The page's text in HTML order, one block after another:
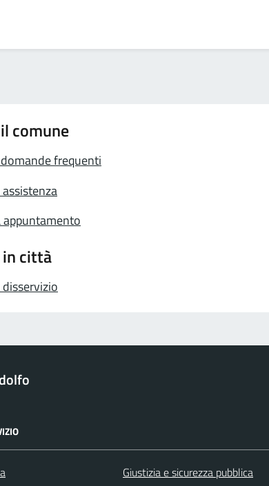
comune
frequenti
città
disservizio
Giustizia e sicurezza pubblica